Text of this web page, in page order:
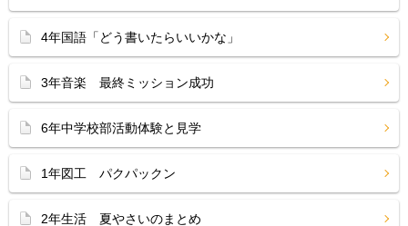
4年国語「どう書いたらいいかな」
3年音楽 最終ミッション成功
6年中学校部活動体験と見学
1年図工 パクパックン
2年生活 夏やさいのまとめ